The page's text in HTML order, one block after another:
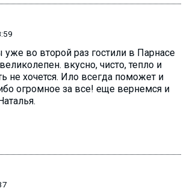
во второй раз гостили в Парнасе
вкусно, чисто, тепло и
не хочется. Ило всегда поможет и
огромное за все! еще вернемся и